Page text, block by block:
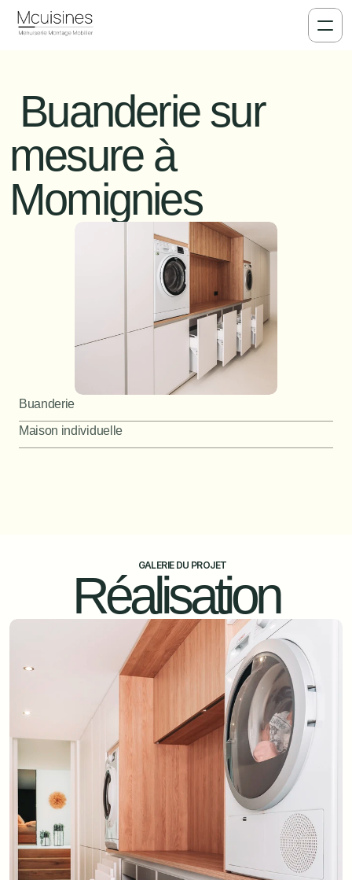
mesure à
Momignies
Buanderie
Maison individuelle
GALERIE DU PROJET
Réalisation